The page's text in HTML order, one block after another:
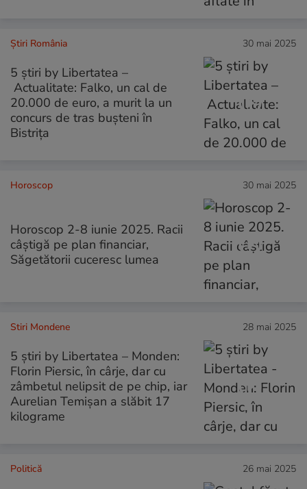
Știri România 30 mai 2025
5 știri by Libertatea –
Actualitate: Falko, un cal de
20.000 de euro, a murit la un
concurs de tras bușteni în
Bistrița
Horoscop 30 mai 2025
Horoscop 2-8 iunie 2025. Racii
câștigă pe plan financiar,
Săgetătorii cuceresc lumea
Stiri Mondene 28 mai 2025
5 știri by Libertatea – Monden:
Florin Piersic, în cârje, dar cu
zâmbetul nelipsit de pe chip, iar
Aurelian Temișan a slăbit 17
kilograme
Politică 26 mai 2025